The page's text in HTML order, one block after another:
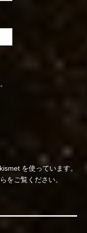
を使っています。
をご覧ください。